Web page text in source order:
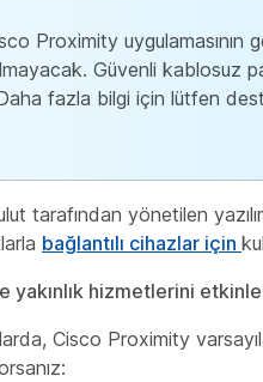
Proximity uygulamasının
Güvenli kablosuz
fazla bilgi için lütfen
tarafından yönetilen
bağlantılı cihazlar için
yakınlık hizmetlerini
Cisco Proximity